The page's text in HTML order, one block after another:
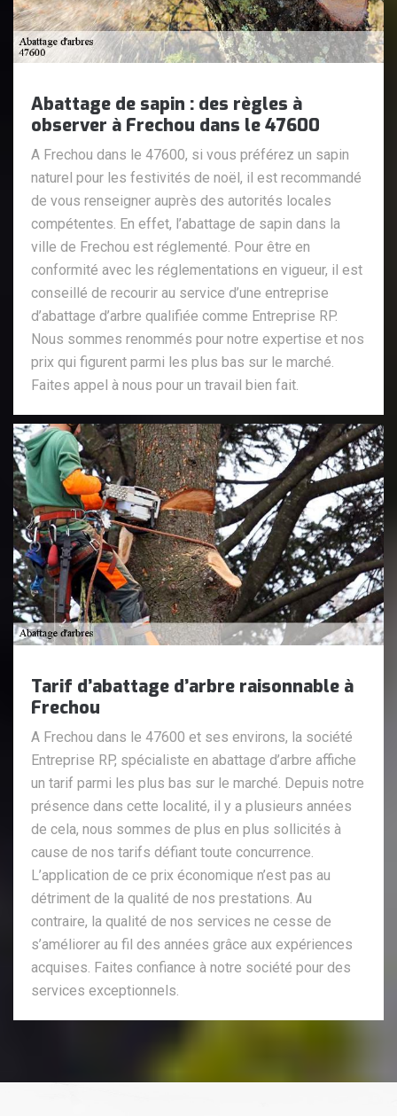
Abattage de sapin : des règles à
observer à Frechou dans le 47600
A Frechou dans le 47600, si vous préférez un sapin
naturel pour les festivités de noël, il est recommandé
de vous renseigner auprès des autorités locales
compétentes. En effet, l’abattage de sapin dans la
ville de Frechou est réglementé. Pour être en
conformité avec les réglementations en vigueur, il est
conseillé de recourir au service d’une entreprise
d’abattage d’arbre qualifiée comme Entreprise RP.
Nous sommes renommés pour notre expertise et nos
prix qui figurent parmi les plus bas sur le marché.
Faites appel à nous pour un travail bien fait.
Tarif d’abattage d’arbre raisonnable à
Frechou
A Frechou dans le 47600 et ses environs, la société
Entreprise RP, spécialiste en abattage d’arbre affiche
un tarif parmi les plus bas sur le marché. Depuis notre
présence dans cette localité, il y a plusieurs années
de cela, nous sommes de plus en plus sollicités à
cause de nos tarifs défiant toute concurrence.
L’application de ce prix économique n’est pas au
détriment de la qualité de nos prestations. Au
contraire, la qualité de nos services ne cesse de
s’améliorer au fil des années grâce aux expériences
acquises. Faites confiance à notre société pour des
services exceptionnels.